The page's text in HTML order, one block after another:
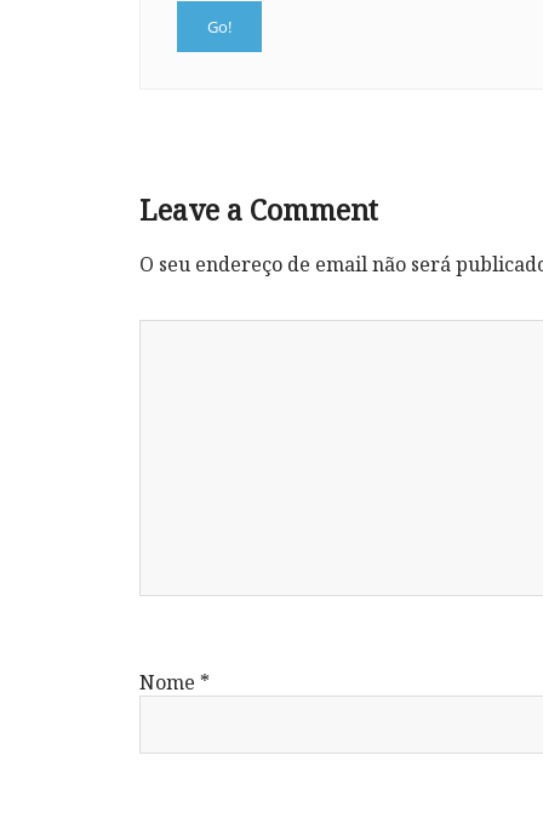
Leave a Comment
O seu endereço de email não será
Nome *